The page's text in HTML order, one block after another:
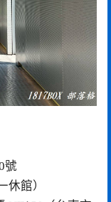
號
休館）